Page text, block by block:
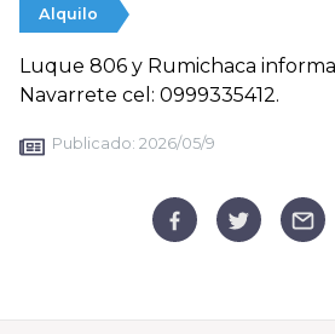
Alquilo
Luque 806 y Rumichaca
Navarrete cel: 0999335412.
Publicado: 2026/05/9